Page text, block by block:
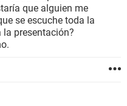
que alguien me
se escuche toda la
presentación?